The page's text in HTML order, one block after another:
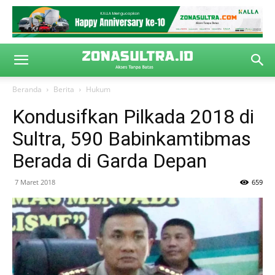
Beranda Berita Hukum
Kondusifkan Pilkada 2018 di
Sultra, 590 Babinkamtibmas
Berada di Garda Depan
7 Maret 2018 659